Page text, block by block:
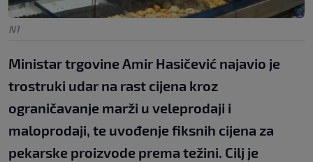
N1
Ministar trgovine Amir Hasičević najavio je
trostruki udar na rast cijena kroz
ograničavanje marži u veleprodaji i
maloprodaji, te uvođenje fiksnih cijena za
pekarske proizvode prema težini. Cilj je